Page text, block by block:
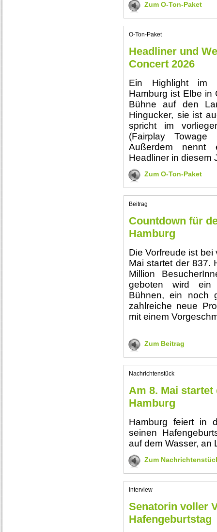
Zum O-Ton-Paket
O-Ton-Paket
Headliner und
Concert 2026
Ein Highlight im
Hamburg ist Elbe in
Bühne auf den
Hingucker, sie ist
spricht im
(Fairplay Towage
Außerdem nennt
Headliner in diesem
Zum O-Ton-Paket
Beitrag
Countdown für
Hamburg
Die Vorfreude ist
Mai startet der 837.
Million
geboten wird ein
Bühnen, ein noch
zahlreiche neue
mit einem
Zum Beitrag
Nachrichtenstück
Am 8. Mai
Hamburg
Hamburg feiert in
seinen
auf dem Wasser, an
Zum
Interview
Senatorin voller
Hafengeburtstag